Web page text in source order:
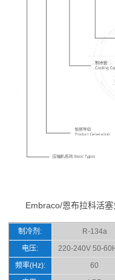
Embraco/恩布拉科活塞
制冷剂: R-134a
电压:
220-240V 50-
频率(Hz):
60